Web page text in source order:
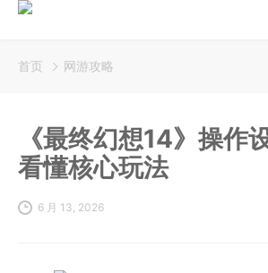
首页 网游攻略
《最终幻想14》操作
看懂核心玩法
6 月 13, 2026